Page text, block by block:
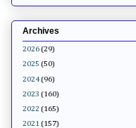
Archives
2026 (29)
2025 (50)
2024 (96)
2023 (160)
2022 (165)
2021 (157)